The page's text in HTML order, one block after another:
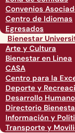
Convenios
Centro de Idiomas
Egresados
Bienestar
Arte y Cultura
Bienestar en Linea
CASA
Centro para la
Deporte y
Desarrollo Humano
Directorio
Información y
Transporte y